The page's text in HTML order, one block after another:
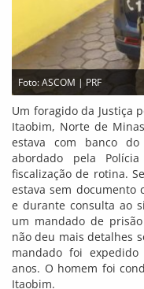
Foto: ASCOM | PRF
Um foragido da Justiça
Itaobim, Norte de
estava com banco
abordado pela
fiscalização de rotina.
estava sem documento
e durante consulta ao
um mandado de
não deu mais detalhes
mandado foi
anos. O homem foi
Itaobim.